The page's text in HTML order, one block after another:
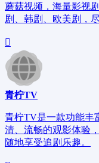
蘑菇视频，海量影视
剧、韩剧、欧美剧，
青柠TV
青柠TV是一款功能丰
清、流畅的观影体验
随地享受追剧乐趣。